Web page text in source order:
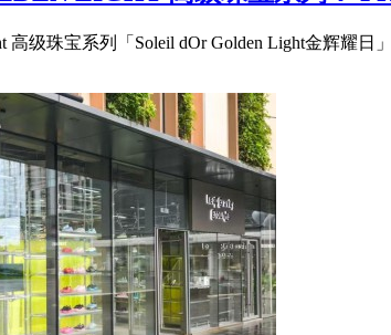
高级珠宝系列「Soleil dOr Golden Light金辉耀